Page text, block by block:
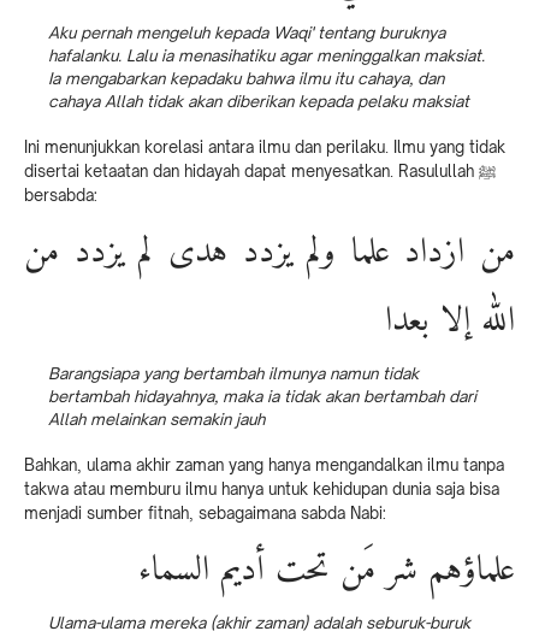
Aku pernah mengeluh kepada Waqi' tentang buruknya
hafalanku. Lalu ia menasihatiku agar meninggalkan maksiat.
Ia mengabarkan kepadaku bahwa ilmu itu cahaya, dan
cahaya Allah tidak akan diberikan kepada pelaku maksiat
Ini menunjukkan korelasi antara ilmu dan perilaku. Ilmu yang tidak
disertai ketaatan dan hidayah dapat menyesatkan. Rasulullah ﷺ
bersabda:
من ازداد علما ولم يزدد هدى لم يزدد من
الله إلا بعدا
Barangsiapa yang bertambah ilmunya namun tidak
bertambah hidayahnya, maka ia tidak akan bertambah dari
Allah melainkan semakin jauh
Bahkan, ulama akhir zaman yang hanya mengandalkan ilmu tanpa
takwa atau memburu ilmu hanya untuk kehidupan dunia saja bisa
menjadi sumber fitnah, sebagaimana sabda Nabi:
علماؤهم شر مَن تحت أديم السماء
Ulama-ulama mereka (akhir zaman) adalah seburuk-buruk